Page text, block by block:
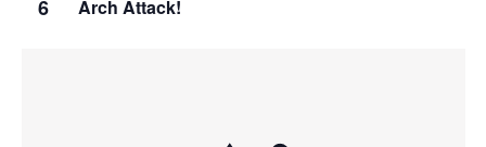
6 Arch Attack!